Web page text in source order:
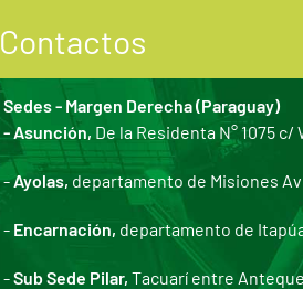
Contactos
Sedes - Margen Derecha (Paraguay)
- Asunción, De la Residenta N° 1075 c/
-Ayolas, departamento de Misiones
- Encarnación, departamento de
-Sub Sede Pilar, Tacuarí entre